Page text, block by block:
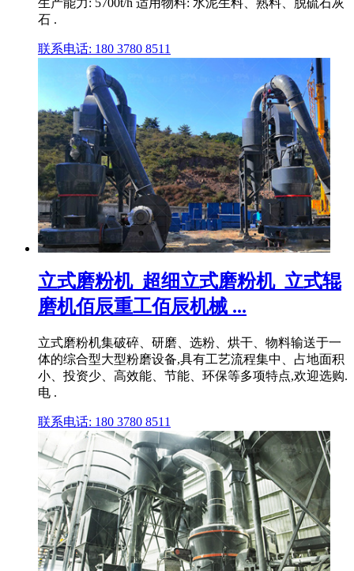
生产能力: 5700t/h 适用物料: 水泥生料、熟料、脱硫石灰
石 .
联系电话: 180 3780 8511
立式磨粉机_超细立式磨粉机_立式辊
磨机佰辰重工佰辰机械 ...
立式磨粉机集破碎、研磨、选粉、烘干、物料输送于一
体的综合型大型粉磨设备,具有工艺流程集中、占地面积
小、投资少、高效能、节能、环保等多项特点,欢迎选购.
电 .
联系电话: 180 3780 8511